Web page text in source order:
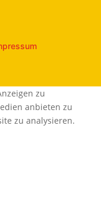
zu
anbieten zu
zu analysieren.